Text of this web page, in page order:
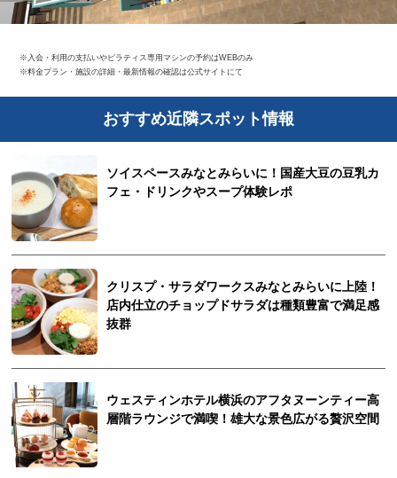
※入会・利用の支払いやピラティス専用マシンの予約はWEBのみ
※料金プラン・施設の詳細・最新情報の確認は公式サイトにて
おすすめ近隣スポット情報
ソイスペースみなとみらいに！国産大豆の豆乳カ
フェ・ドリンクやスープ体験レポ
クリスプ・サラダワークスみなとみらいに上陸！
店内仕立のチョップドサラダは種類豊富で満足感
抜群
ウェスティンホテル横浜のアフタヌーンティー高
層階ラウンジで満喫！雄大な景色広がる贅沢空間